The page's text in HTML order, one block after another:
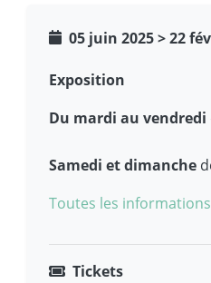
Panorama
Happy
U!
05 juin 2025>22
Exposition
Du mardi au vendredi
Samedi et dimanche
Toutes les
Tickets